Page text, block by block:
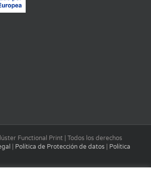
Functional Print | Todos los derechos
Política de Protección de datos
Política